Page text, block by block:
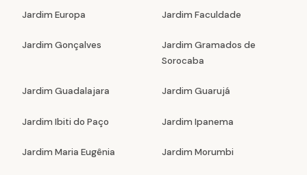
Jardim Europa Jardim Faculdade
Jardim Gonçalves
Jardim Gramados de
Sorocaba
Jardim Guadalajara Jardim Guarujá
Jardim Ibiti do Paço Jardim Ipanema
Jardim Maria Eugênia Jardim Morumbi